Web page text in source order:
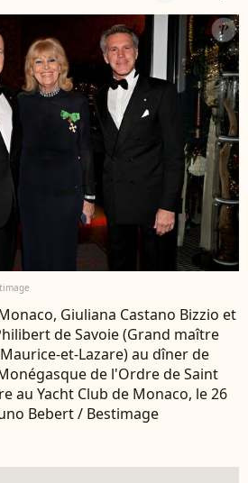
Giuliana Castano Bizzio et
de Savoie (Grand maître
et-Lazare) au dîner de
de l'Ordre de Saint
au Yacht Club de Monaco, le 26
Bebert / Bestimage